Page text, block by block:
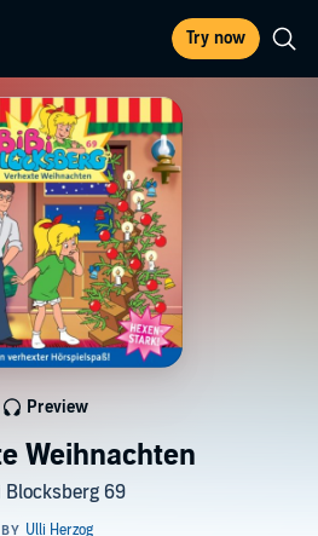
Try now
Weihnachten
Blocksberg 69
Preview